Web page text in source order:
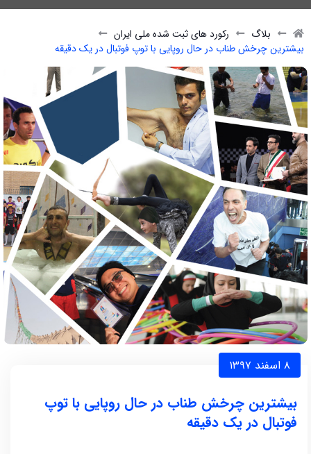
بلاگ
رکورد های ثبت شده ملی ایران
بیشترین چرخش طناب در حال روپایی با توپ فوتبال در یک دقیقه
۸ اسفند ۱۳۹۷
بیشترین چرخش طناب در حال روپایی با توپ
فوتبال در یک دقیقه